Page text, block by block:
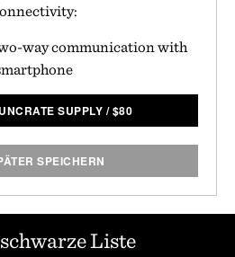
way communication with
SUPPLY /$80
SPEICHERN
Liste